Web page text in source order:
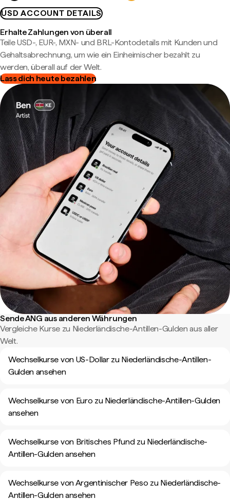
USD ACCOUNT DETAILS
Erhalte Zahlungen von überall
Teile USD-, EUR-, MXN- und BRL-Kontodetails mit Kunden und
Gehaltsabrechnung, um wie ein Einheimischer bezahlt zu
werden, überall auf der Welt.
Lass dich heute bezahlen
Sende ANG aus anderen Währungen
Vergleiche Kurse zu Niederländische-Antillen-Gulden aus aller
Welt.
Wechselkurse von US-Dollar zu Niederländische-Antillen-
Gulden ansehen
Wechselkurse von Euro zu Niederländische-Antillen-Gulden
ansehen
Wechselkurse von Britisches Pfund zu Niederländische-
Antillen-Gulden ansehen
Wechselkurse von Argentinischer Peso zu Niederländische-
Antillen-Gulden ansehen